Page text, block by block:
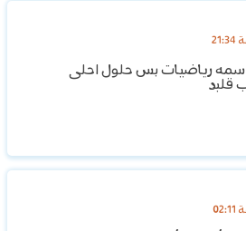
اسمه رياضيات بس حلول احلى
قلبد